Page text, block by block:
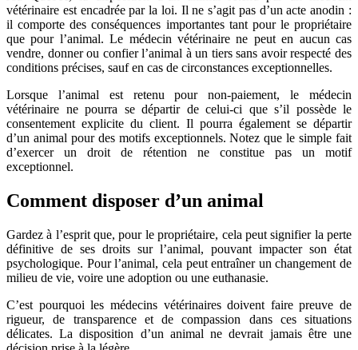
vétérinaire est encadrée par la loi. Il ne s’agit pas d’un acte anodin :
il comporte des conséquences importantes tant pour le propriétaire
que pour l’animal. Le médecin vétérinaire ne peut en aucun cas
vendre, donner ou confier l’animal à un tiers sans avoir respecté des
conditions précises, sauf en cas de circonstances exceptionnelles.
Lorsque l’animal est retenu pour non-paiement, le médecin
vétérinaire ne pourra se départir de celui-ci que s’il possède le
consentement explicite du client. Il pourra également se départir
d’un animal pour des motifs exceptionnels. Notez que le simple fait
d’exercer un droit de rétention ne constitue pas un motif
exceptionnel.
Comment disposer d’un animal
Gardez à l’esprit que, pour le propriétaire, cela peut signifier la perte
définitive de ses droits sur l’animal, pouvant impacter son état
psychologique. Pour l’animal, cela peut entraîner un changement de
milieu de vie, voire une adoption ou une euthanasie.
C’est pourquoi les médecins vétérinaires doivent faire preuve de
rigueur, de transparence et de compassion dans ces situations
délicates. La disposition d’un animal ne devrait jamais être une